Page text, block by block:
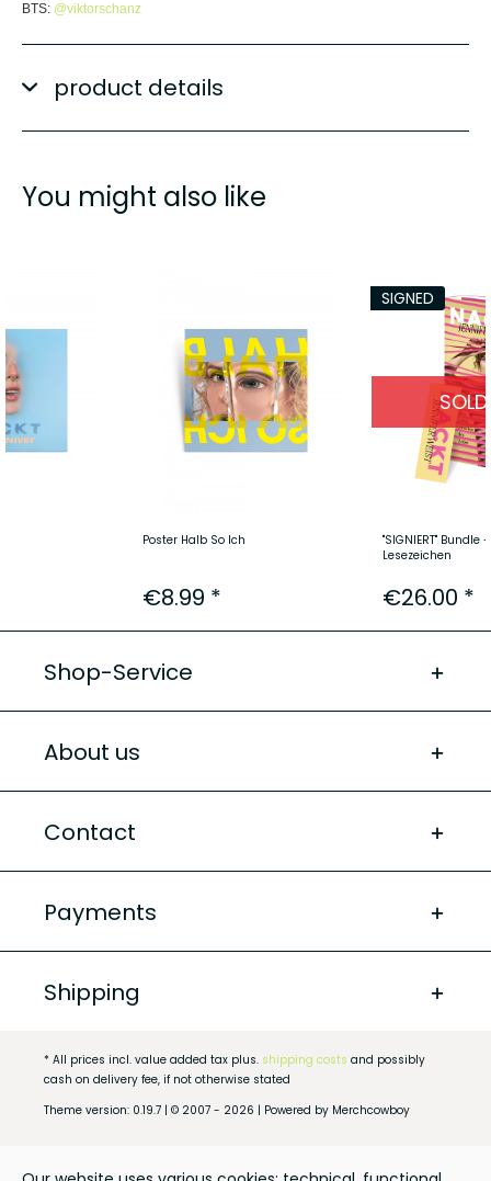
BTS: @viktorschanz
product details
You might also like
Poster Halb So Ich
€8.99 *
SIGNED
"SIGNIERT" Bundle
Lesezeichen
€26.00 *
Shop-Service
About us
Contact
Payments
Shipping
* All prices incl. value added tax plus. shipping costs and possibly
cash on delivery fee, if not otherwise stated
Theme version: 0.19.7 | © 2007 - 2026 | Powered by Merchcowboy